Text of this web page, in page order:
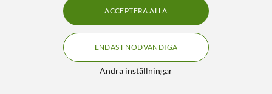
Synkas med film, spel och
Ändra inställningar
ENDAST NÖDVÄNDIGA
ACCEPTERA ALLA